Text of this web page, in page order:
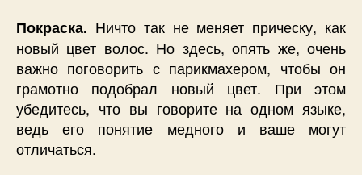
Покраска. Ничто так не меняет прическу, как
новый цвет волос. Но здесь, опять же, очень
важно поговорить с парикмахером, чтобы он
грамотно подобрал новый цвет. При этом
убедитесь, что вы говорите на одном языке,
ведь его понятие медного и ваше могут
отличаться.